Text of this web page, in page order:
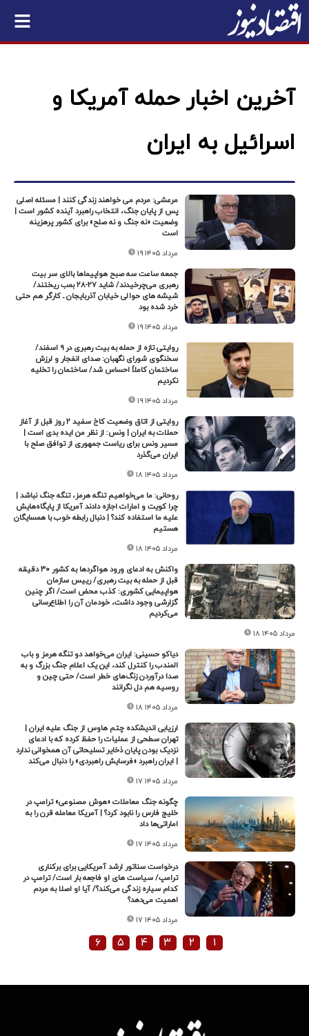
آخرین اخبار حمله آمریکا و
اسرائیل به ایران
مرعشی: مردم می خواهند زندگی کنند | مسئله اصلی
پس از پایان جنگ، انتخاب راهبرد آینده کشور است |
وضعیت «نه جنگ و نه صلح» برای کشور پرهزینه
است
۱۹ مرداد ۱۴۰۵
جمعه ساعت سه صبح هواپیماها بالای سر بیت
رهبری می‌چرخیدند/ شاید ۲۷-۲۸ بمب ریختند/
شیشه های حوالی خیابان آذربایجان ـ کارگر هم حتی
خرد شده بود
۱۹ مرداد ۱۴۰۵
روایتی تازه از حمله به بیت رهبری در ۹ اسفند/
سخنگوی شورای نگهبان: صدای انفجار و لرزش
ساختمان کاملاً احساس شد/ ساختمان را تخلیه
نکردیم
۱۹ مرداد ۱۴۰۵
روایتی از اتاق وضعیت کاخ سفید ۲ روز قبل از آغاز
حملات به ایران | ونس: از نظر من ایده بدی است |
مسیر ونس برای ریاست جمهوری از توافق صلح با
ایران می‌گذرد
۱۸ مرداد ۱۴۰۵
روحانی: ما می‌خواهیم تنگه هرمز، تنگه جنگ نباشد |
چرا کویت و امارات اجازه دادند آمریکا از پایگاه‌هایش
علیه ما استفاده کند؟ | دنبال رابطه خوب با همسایگان
هستیم
۱۸ مرداد ۱۴۰۵
واکنش به ادعای ورود هواگردها به کشور ٣٠ دقیقه
قبل از حمله به بیت رهبری/ رییس سازمان
هواپیمایی کشوری: کذب محض است/ اگر چنین
گزارشی وجود داشت، خودمان آن را اطلاع‌رسانی
می‌کردیم
۱۸ مرداد ۱۴۰۵
دیاکو حسینی: ایران می‌خواهد دو تنگه هرمز و باب
المندب را کنترل کند، این یک اعلام جنگ بزرگ و به
صدا درآوردن زنگ‌های خطر است/ حتی چین و
روسیه هم دل نگرانند
۱۸ مرداد ۱۴۰۵
ارزیابی اندیشکده چتم هاوس از جنگ علیه ایران |
تهران سطحی از عملیات را حفظ کرده که با ادعای
نزدیک بودن پایان ذخایر تسلیحاتی آن همخوانی ندارد
| ایران راهبرد «فرسایش راهبردی» را دنبال می‌کند
۱۷ مرداد ۱۴۰۵
چگونه جنگ معاملات «هوش مصنوعی» ترامپ در
خلیج فارس را نابود کرد؟ | آمریکا معامله قرن را به
اماراتی‌ها داد
۱۷ مرداد ۱۴۰۵
درخواست سناتور ارشد آمریکایی برای برکناری
ترامپ/ سیاست های او فاجعه بار است/ ترامپ در
کدام سیاره زندگی می‌کند؟/ آیا او اصلا به مردم
اهمیت می‌دهد؟
۱۷ مرداد ۱۴۰۵
۱ ۲ ۳ ۴ ۵ ۶